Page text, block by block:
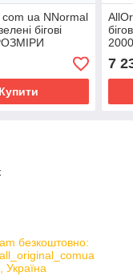
ua NNormal
бігові
Купити
7
безкоштовно:
Україна